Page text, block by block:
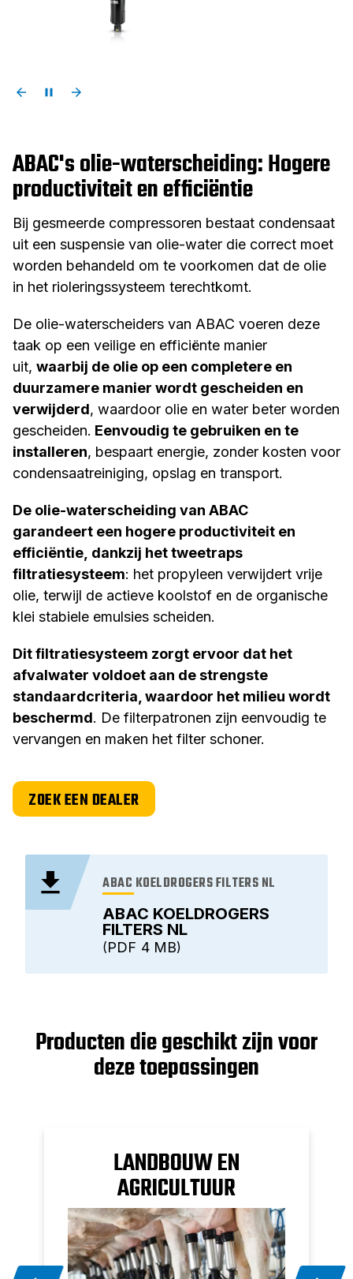
ABAC's olie-waterscheiding: Hogere
productiviteit en efficiëntie
Bij gesmeerde compressoren bestaat condensaat
uit een suspensie van olie-water die correct moet
worden behandeld om te voorkomen dat de olie
in het rioleringssysteem terechtkomt.
De olie-waterscheiders van ABAC voeren deze
taak op een veilige en efficiënte manier
uit, waarbij de olie op een completere en
duurzamere manier wordt gescheiden en
verwijderd, waardoor olie en water beter worden
gescheiden. Eenvoudig te gebruiken en te
installeren, bespaart energie, zonder kosten voor
condensaatreiniging, opslag en transport.
De olie-waterscheiding van ABAC
garandeert een hogere productiviteit en
efficiëntie, dankzij het tweetraps
filtratiesysteem: het propyleen verwijdert vrije
olie, terwijl de actieve koolstof en de organische
klei stabiele emulsies scheiden.
Dit filtratiesysteem zorgt ervoor dat het
afvalwater voldoet aan de strengste
standaardcriteria, waardoor het milieu wordt
beschermd. De filterpatronen zijn eenvoudig te
vervangen en maken het filter schoner.
ZOEK EEN DEALER
ABAC KOELDROGERS
FILTERS NL
ABAC KOELDROGERS FILTERS NL
4 MB
PDF
Producten die geschikt zijn voor
deze toepassingen
LANDBOUW EN
AGRICULTUUR